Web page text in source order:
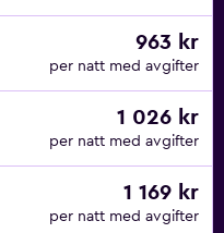
963 kr
per natt med avgifter
1 026 kr
per natt med avgifter
1 169 kr
per natt med avgifter